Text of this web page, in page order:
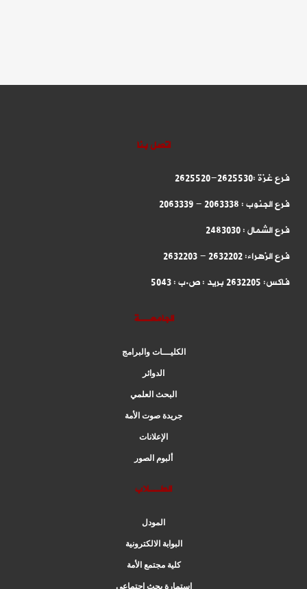
اتصل بنا
فرع غزة :2625530-2625520
فرع الجنوب : 2063338 - 2063339
فرع الشمال : 2483030
فرع الزهراء: 2632202 - 2632203
فاكس: 2632205 بريد : ص.ب : 5043
الجامعــة
الكليـــات والبرامج
الدوائر
البحث العلمي
جريدة صوت الأمة
الإعلانات
ألبوم الصور
الطــلاب
المودل
البوابة الالكترونية
كلية مجتمع الأمة
استمارة بحث اجتماعي